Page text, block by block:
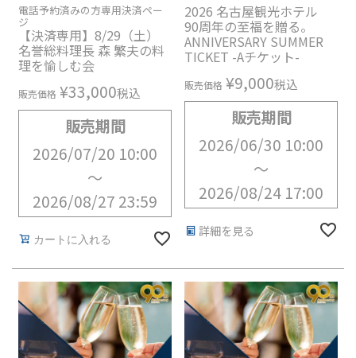
電話予約済みの方専用決済ペー
ジ
【決済専用】8/29（土）
名誉総料理長 森 繁夫の料
理を愉しむ会
販売価格 ¥33,000税込
販売期間
2026/07/20 10:00
〜
2026/08/27 23:59
カートに入れる
2026 名古屋観光ホテル
90周年の至福を贈る。
ANNIVERSARY SUMMER
TICKET -Aチケット-
販売価格 ¥9,000税込
販売期間
2026/06/30 10:00
〜
2026/08/24 17:00
詳細を見る